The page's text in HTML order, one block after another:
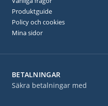
BETALNINGAR
Säkra betalningar med
Produktguide
Policy och cookies
Mina sidor